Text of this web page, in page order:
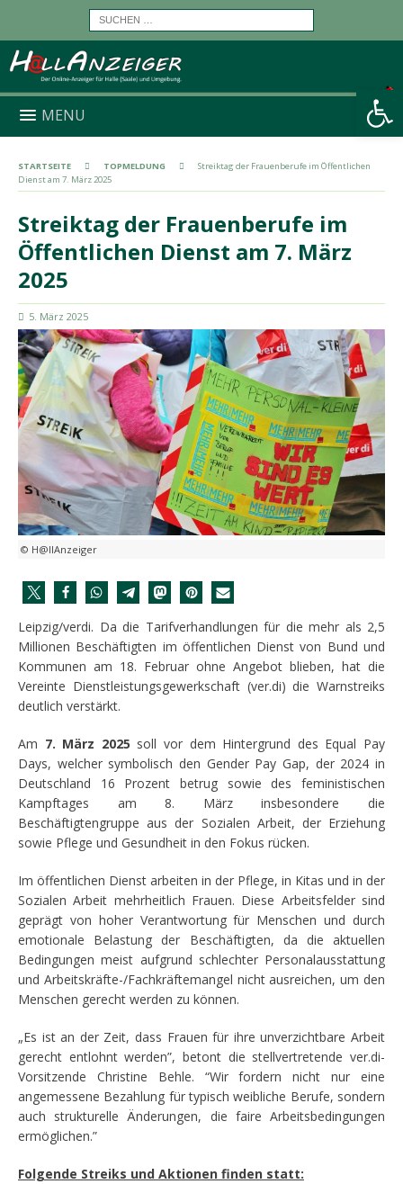
Werkzeugleiste öffnen
MENU
STARTSEITE TOPMELDUNG
Streiktag der Frauenberufe im Öffentlichen
Dienst am 7. März 2025
Streiktag der Frauenberufe im
Öffentlichen Dienst am 7. März
2025
5. März 2025
© H@llAnzeiger
Leipzig/verdi. Da die Tarifverhandlungen für die mehr als 2,5
Millionen Beschäftigten im öffentlichen Dienst von Bund und
Kommunen am 18. Februar ohne Angebot blieben, hat die
Vereinte Dienstleistungsgewerkschaft (ver.di) die Warnstreiks
deutlich verstärkt.
Am 7. März 2025 soll vor dem Hintergrund des Equal Pay
Days, welcher symbolisch den Gender Pay Gap, der 2024 in
Deutschland 16 Prozent betrug sowie des feministischen
Kampftages am 8. März insbesondere die
Beschäftigtengruppe aus der Sozialen Arbeit, der Erziehung
sowie Pflege und Gesundheit in den Fokus rücken.
Im öffentlichen Dienst arbeiten in der Pflege, in Kitas und in der
Sozialen Arbeit mehrheitlich Frauen. Diese Arbeitsfelder sind
geprägt von hoher Verantwortung für Menschen und durch
emotionale Belastung der Beschäftigten, da die aktuellen
Bedingungen meist aufgrund schlechter Personalausstattung
und Arbeitskräfte-/Fachkräftemangel nicht ausreichen, um den
Menschen gerecht werden zu können.
„Es ist an der Zeit, dass Frauen für ihre unverzichtbare Arbeit
gerecht entlohnt werden”, betont die stellvertretende ver.di-
Vorsitzende Christine Behle. “Wir fordern nicht nur eine
angemessene Bezahlung für typisch weibliche Berufe, sondern
auch strukturelle Änderungen, die faire Arbeitsbedingungen
ermöglichen.”
Folgende Streiks und Aktionen finden statt: